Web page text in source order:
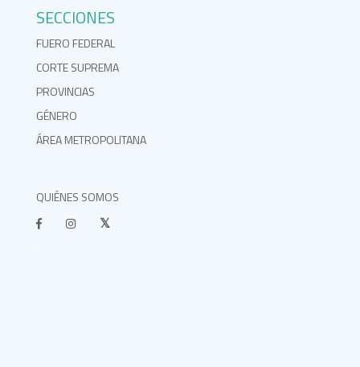
SECCIONES
FUERO FEDERAL
CORTE SUPREMA
PROVINCIAS
GÉNERO
ÁREA METROPOLITANA
QUIÉNES SOMOS